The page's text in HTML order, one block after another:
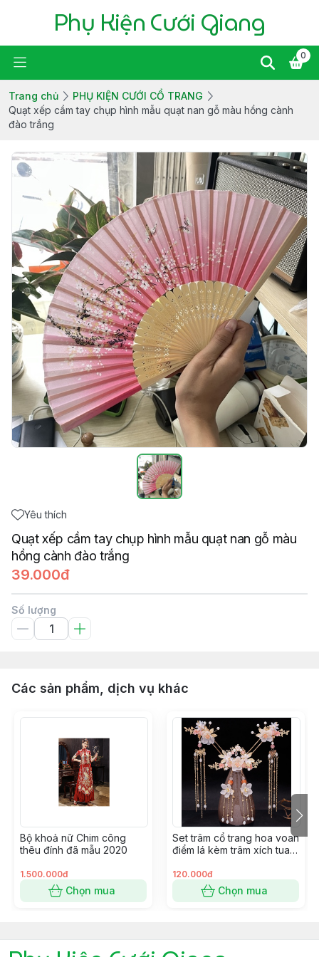
Phụ Kiện Cưới Giang
0
Trang chủ
PHỤ KIỆN CƯỚI CỔ TRANG
Quạt xếp cầm tay chụp hình mẫu quạt nan gỗ màu hồng cành
đào trắng
Yêu thích
Quạt xếp cầm tay chụp hình mẫu quạt nan gỗ màu
hồng cành đào trắng
39.000đ
Số lượng
Các sản phẩm, dịch vụ khác
Bộ khoả nữ Chim công
thêu đính đã mẫu 2020
1.500.000đ
Chọn mua
Set trâm cổ trang hoa voan
điểm lá kèm trâm xích tua
120.000đ
Chọn mua